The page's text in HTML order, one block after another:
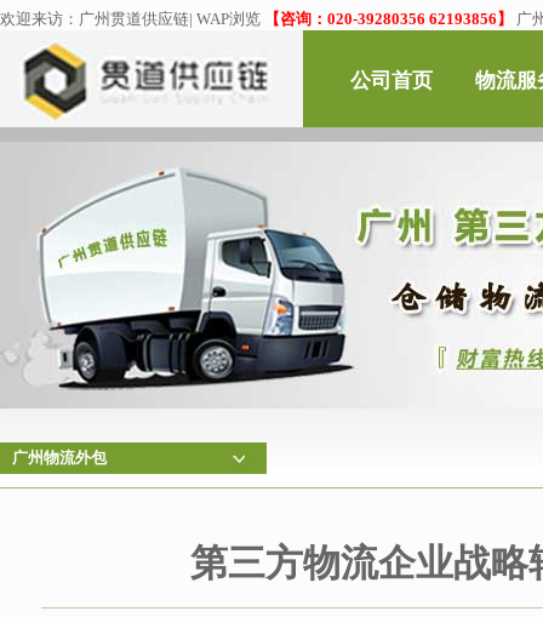
欢迎来访： 广州贯道供应链| WAP浏览 【咨询：020-39280356 62193856】 广
公司首页 物流服
广州物流外包
第三方物流企业战略